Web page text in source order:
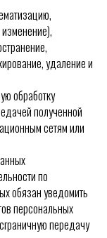
удаление и
обработку
полученной
сетям или
по
обязан уведомить
персональных
передачу